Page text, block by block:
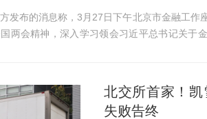
发布的消息称，3月27日下午北京市金融工
两会精神，深入学习领会习近平总书记关于
北交所首家！
失败告终